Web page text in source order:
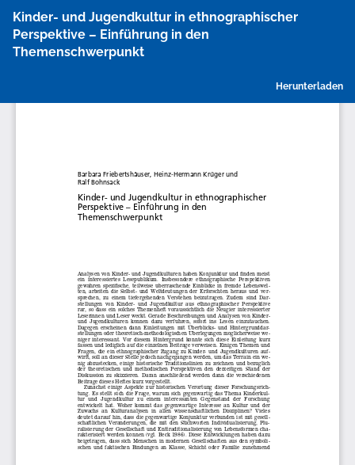
Artikeldetails
zurückkehren
Kinder- und Jugendkultur in ethnographischer
Perspektive – Einführung in den
Themenschwerpunkt
Herunterladen